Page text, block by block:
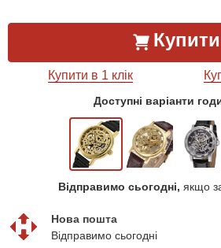
Купити
Купити в 1 клік
Доступні варіанти
Відправимо сьогодні, якщо
Нова пошта
Відправимо сьогодні